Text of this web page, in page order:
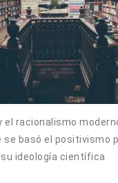
el racionalismo
se basó el positivismo
su ideología científica